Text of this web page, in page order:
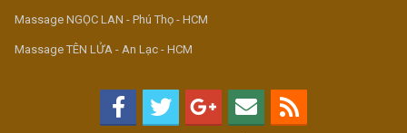
Massage NGỌC LAN - Phú Thọ - HCM
Massage TÊN LỬA - An Lạc - HCM